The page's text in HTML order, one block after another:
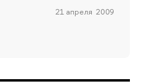
21 апреля 2009